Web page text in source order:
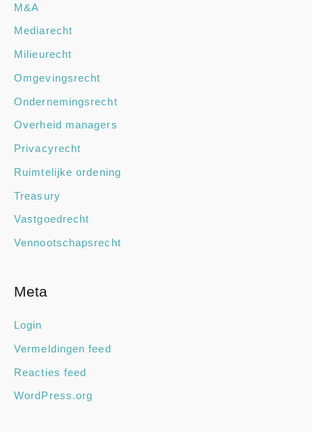
M&A
Mediarecht
Milieurecht
Omgevingsrecht
Ondernemingsrecht
Overheid managers
Privacyrecht
Ruimtelijke ordening
Treasury
Vastgoedrecht
Vennootschapsrecht
Meta
Login
Vermeldingen feed
Reacties feed
WordPress.org